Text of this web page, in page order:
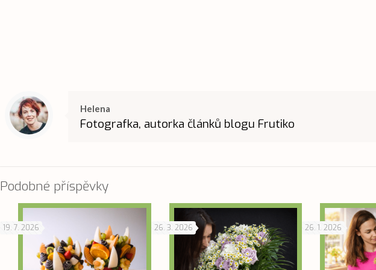
Helena
Fotografka, autorka článků blogu Frutiko
Podobné příspěvky
19. 7. 2026 26. 3. 2026 26. 1. 2026